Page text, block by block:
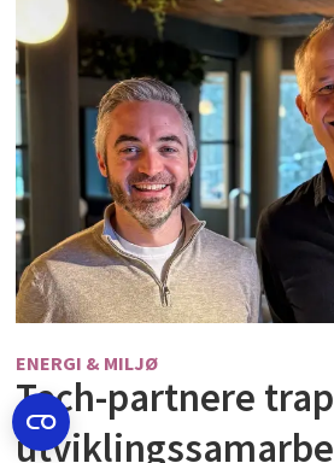
ENERGI & MILJØ
Tech-partnere